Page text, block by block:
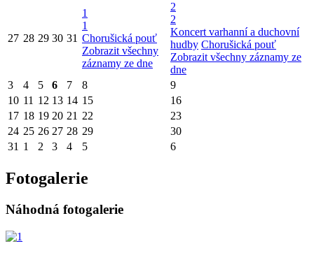
27 28 29 30 31
1
1
Chorušická pouť
Zobrazit všechny
záznamy ze dne
2
2
Koncert varhanní a duchovní
hudby Chorušická pouť
Zobrazit všechny záznamy ze
dne
3
4 5 6 7 8
9
10 11 12 13 14 15
16
17 18 19 20 21 22
23
24 25 26 27 28 29
30
31 1 2 3 4 5 6
Fotogalerie
Náhodná fotogalerie